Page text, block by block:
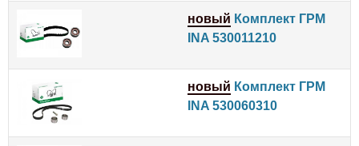
новый Комплект ГРМ
INA 530011210
новый Комплект ГРМ
INA 530060310